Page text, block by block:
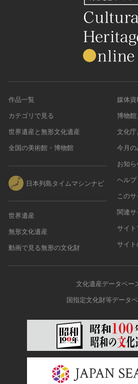
作品一覧
カテゴリで見る
世界遺産と無形文化遺産
全国の美術館・博物館
日本列島タイムマシンナビ
世界遺産
無形文化遺産
動画で見る無形の文化財
媒体
博物館
文化庁
今月の
お知ら
ヘルプ
この
関連サ
サイ
サイ
文化遺産データベー
国指定文化財等データ